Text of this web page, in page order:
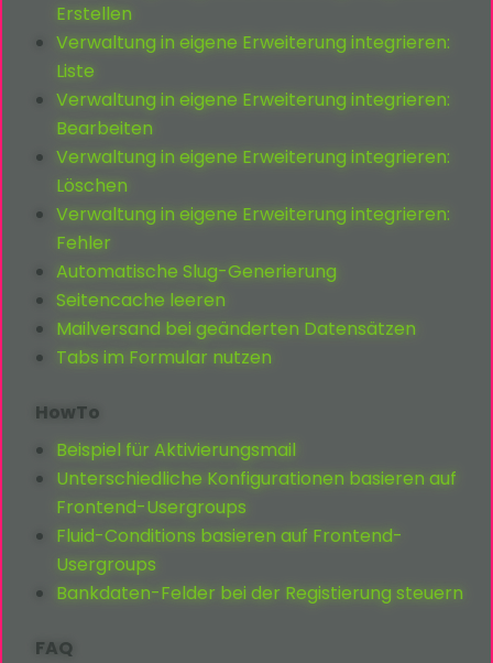
Erstellen
Verwaltung in eigene Erweiterung integrieren:
Liste
Verwaltung in eigene Erweiterung integrieren:
Bearbeiten
Verwaltung in eigene Erweiterung integrieren:
Löschen
Verwaltung in eigene Erweiterung integrieren:
Fehler
Automatische Slug-Generierung
Seitencache leeren
Mailversand bei geänderten Datensätzen
Tabs im Formular nutzen
HowTo
Beispiel für Aktivierungsmail
Unterschiedliche Konfigurationen basieren auf
Frontend-Usergroups
Fluid-Conditions basieren auf Frontend-
Usergroups
Bankdaten-Felder bei der Registierung steuern
FAQ